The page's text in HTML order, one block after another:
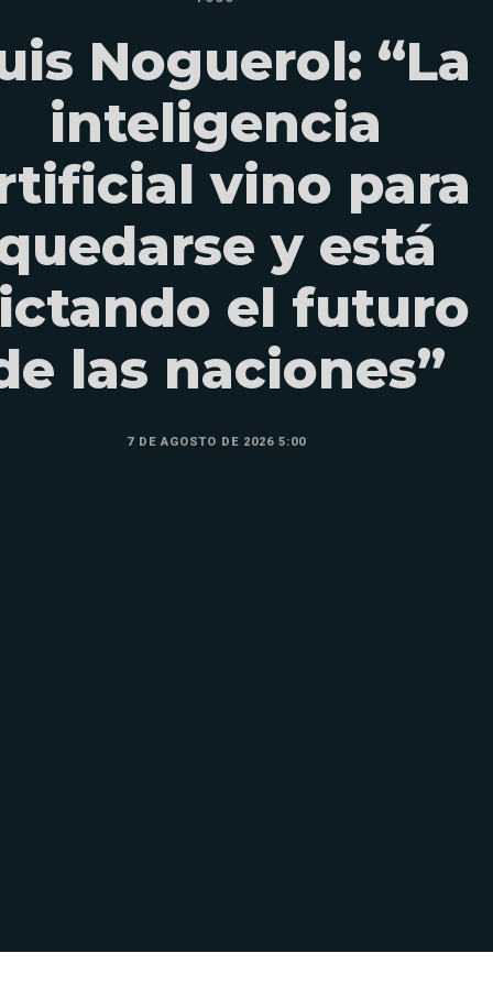
Noguerol: “La
inteligencia
vino para
y está
el futuro
las naciones”
7 DE AGOSTO DE 2026 5:00